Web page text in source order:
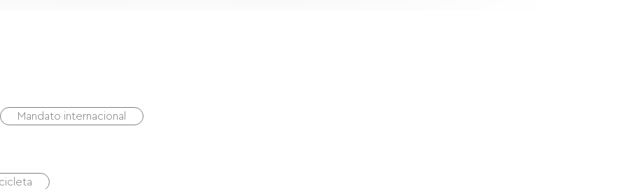
Mandato internacional